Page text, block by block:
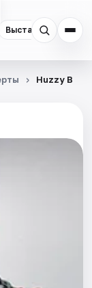
Выставки Спорт
Huzzy B